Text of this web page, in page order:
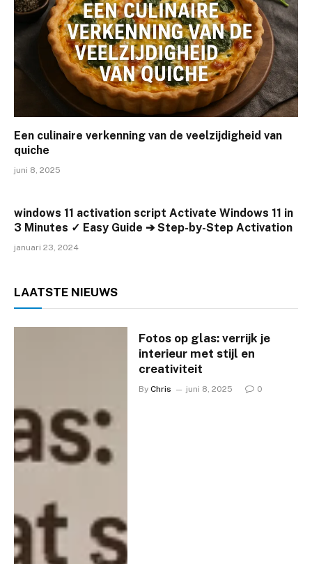
Een culinaire verkenning van de veelzijdigheid van
quiche
juni 8, 2025
windows 11 activation script Activate Windows 11 in
3 Minutes ✓ Easy Guide ➔ Step-by-Step Activation
januari 23, 2024
LAATSTE NIEUWS
Fotos op glas: verrijk je
interieur met stijl en
creativiteit
By Chris juni 8, 2025 0